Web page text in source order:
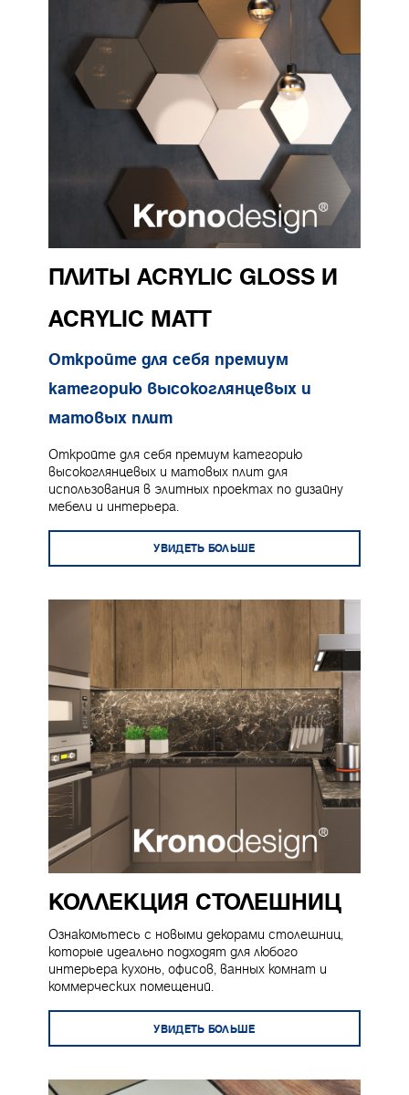
ПЛИТЫ ACRYLIC GLOSS И
ACRYLIC MATT
Откройте для себя премиум
категорию высокоглянцевых и
матовых плит
Откройте для себя премиум категорию
высокоглянцевых и матовых плит для
использования в элитных проектах по дизайну
мебели и интерьера.
УВИДЕТЬ БОЛЬШЕ
КОЛЛЕКЦИЯ СТОЛЕШНИЦ
Ознакомьтесь с новыми декорами столешниц,
которые идеально подходят для любого
интерьера кухонь, офисов, ванных комнат и
коммерческих помещений.
УВИДЕТЬ БОЛЬШЕ